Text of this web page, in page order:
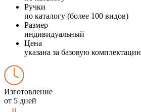
Ручки
по каталогу (более 100 видов)
Размер
индивидуальный
Цена
указана за базовую
Изготовление
от 5 дней